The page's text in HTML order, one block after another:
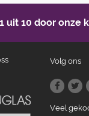
uit 10 door onze
Volg ons
Veel